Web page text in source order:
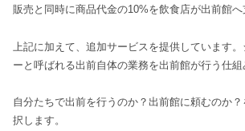
販売と同時に商品代金の10%を飲食店が出前館へ
上記に加えて、追加サービスを提供しています
ーと呼ばれる出前自体の業務を出前館が行う仕組
自分たちで出前を行うのか？出前館に頼むのか
択します。